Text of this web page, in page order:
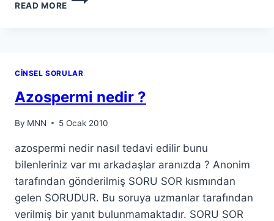
READ MORE
CINSEL SORULAR
Azospermi nedir ?
By MNN 5 Ocak 2010
azospermi nedir nasıl tedavi edilir bunu
bilenleriniz var mı arkadaşlar aranızda ? Anonim
tarafından gönderilmiş SORU SOR kısmından
gelen SORUDUR. Bu soruya uzmanlar tarafından
verilmiş bir yanıt bulunmamaktadır. SORU SOR